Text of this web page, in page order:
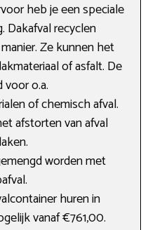
heb je een speciale
Dakafval recyclen
Ze kunnen het
of asfalt. De
o.a.
of chemisch afval.
afstorten van afval
worden met
huren in
vanaf €761,00.